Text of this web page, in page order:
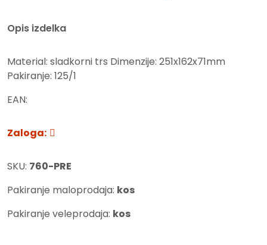
Opis izdelka
Material: sladkorni trs Dimenzije: 251x162x71mm
Pakiranje: 125/1
EAN:
Zaloga:
SKU: 760-PRE
Pakiranje maloprodaja: kos
Pakiranje veleprodaja: kos